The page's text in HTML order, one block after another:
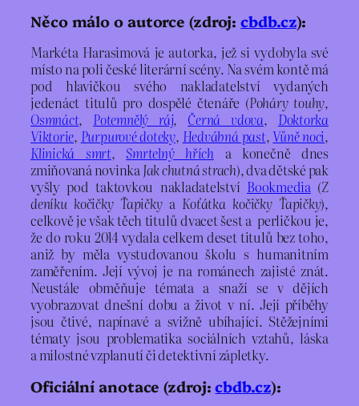
Něco málo o autorce (zdroj:cbdb.cz):
Markéta Harasimová je autorka, jež si vydobyla své
místo na poli české literární scény. Na svém kontě má
pod hlavičkou svého nakladatelství vydaných
jedenáct titulů pro dospělé čtenáře (Poháry touhy,
Osmnáct, Potemnělý ráj, Černá vdova, Doktorka
Viktorie, Purpurové doteky, Hedvábná past, Vůně noci,
Klinická smrt, Smrtelný hřícha konečně dnes
zmiňovaná novinkaJak chutná strach), dva dětské pak
vyšly pod taktovkou nakladatelství Bookmedia(Z
deníku kočičky Ťapičkya Koťátka kočičky Ťapičky),
celkově je však těch titulů dvacet šest a perličkou je,
že do roku 2014 vydala celkem deset titulů bez toho,
aniž by měla vystudovanou školu s humanitním
zaměřením. Její vývoj je na románech zajisté znát.
Neustále obměňuje témata a snaží se v dějích
vyobrazovat dnešní dobu a život v ní. Její příběhy
jsou čtivé, napínavé a svižně ubíhající. Stěžejními
tématy jsou problematika sociálních vztahů, láska
a milostné vzplanutí či detektivní zápletky.
Oficiální anotace (zdroj:cbdb.cz):